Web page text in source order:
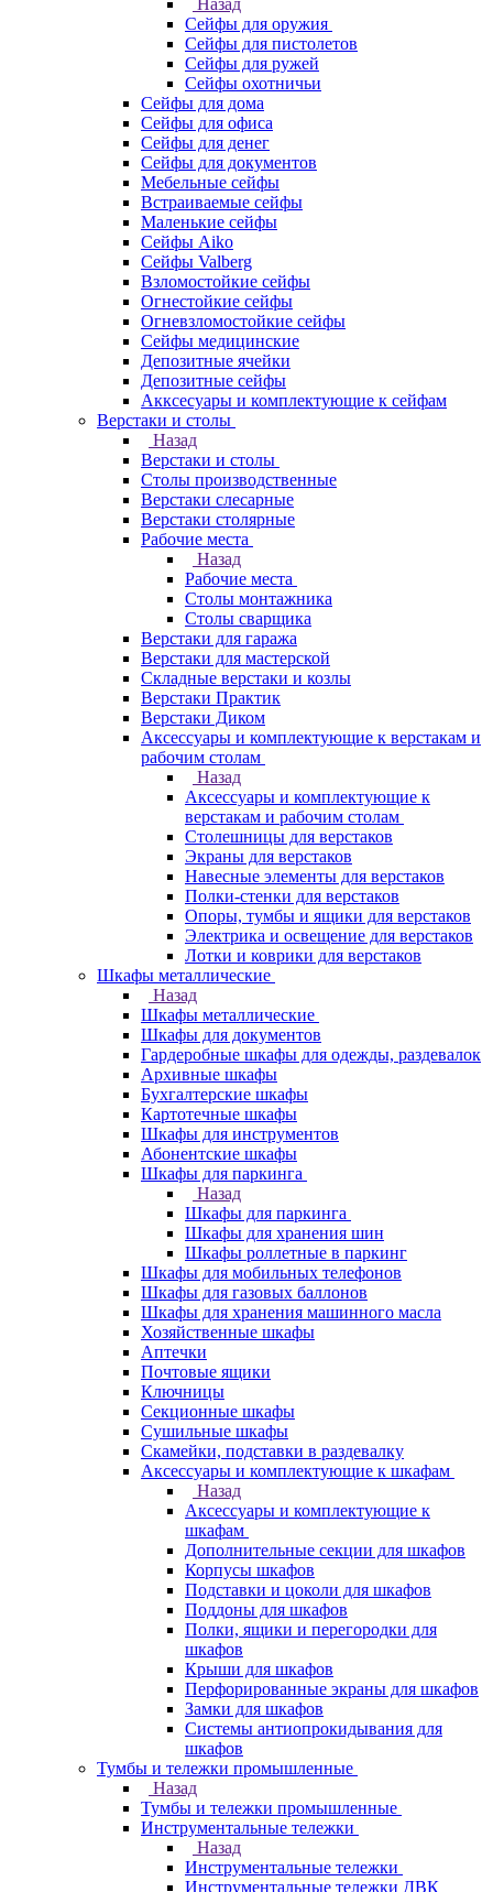
Назад
Cейфы для оружия
Сейфы для пистолетов
Сейфы для ружей
Сейфы охотничьи
Cейфы для дома
Cейфы для офиса
Сейфы для денег
Сейфы для документов
Мебельные сейфы
Встраиваемые сейфы
Маленькие сейфы
Сейфы Aiko
Сейфы Valberg
Взломостойкие сейфы
Огнестойкие сейфы
Огневзломостойкие сейфы
Сейфы медицинские
Депозитные ячейки
Депозитные сейфы
Акксесуары и комплектующие к сейфам
Верстаки и столы
Назад
Верстаки и столы
Столы производственные
Верстаки слесарные
Верстаки столярные
Рабочие места
Назад
Рабочие места
Столы монтажника
Столы сварщика
Верстаки для гаража
Верстаки для мастерской
Складные верстаки и козлы
Верстаки Практик
Верстаки Диком
Аксессуары и комплектующие к верстакам и
рабочим столам
Назад
Аксессуары и комплектующие к
верстакам и рабочим столам
Столешницы для верстаков
Экраны для верстаков
Навесные элементы для верстаков
Полки-стенки для верстаков
Опоры, тумбы и ящики для верстаков
Электрика и освещение для верстаков
Лотки и коврики для верстаков
Шкафы металлические
Назад
Шкафы металлические
Шкафы для документов
Гардеробные шкафы для одежды, раздевалок
Архивные шкафы
Бухгалтерские шкафы
Картотечные шкафы
Шкафы для инструментов
Абонентские шкафы
Шкафы для паркинга
Назад
Шкафы для паркинга
Шкафы для хранения шин
Шкафы роллетные в паркинг
Шкафы для мобильных телефонов
Шкафы для газовых баллонов
Шкафы для хранения машинного масла
Хозяйственные шкафы
Аптечки
Почтовые ящики
Ключницы
Секционные шкафы
Сушильные шкафы
Скамейки, подставки в раздевалку
Аксессуары и комплектующие к шкафам
Назад
Аксессуары и комплектующие к
шкафам
Дополнительные секции для шкафов
Корпусы шкафов
Подставки и цоколи для шкафов
Поддоны для шкафов
Полки, ящики и перегородки для
шкафов
Крыши для шкафов
Перфорированные экраны для шкафов
Замки для шкафов
Системы антиопрокидывания для
шкафов
Тумбы и тележки промышленные
Назад
Тумбы и тележки промышленные
Инструментальные тележки
Назад
Инструментальные тележки
Инструментальные тележки ДВК